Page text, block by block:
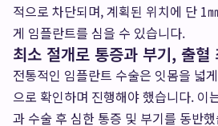
적으로 차단되며, 계획된 위치에 단 1
게 임플란트를 심을 수 있습니다.
최소 절개로 통증과 부기, 출혈
전통적인 임플란트 수술은 잇몸을 넓
으로 확인하며 진행해야 했습니다. 이
과 수술 후 심한 통증 및 부기를 동반